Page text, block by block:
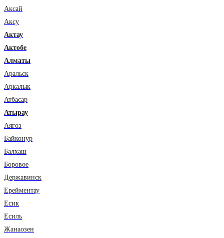
Аксай
Аксу
Актау
Актобе
Алматы
Аральск
Аркалык
Атбасар
Атырау
Аягоз
Байконур
Балхаш
Боровое
Державинск
Ерейментау
Есик
Есиль
Жанаозен